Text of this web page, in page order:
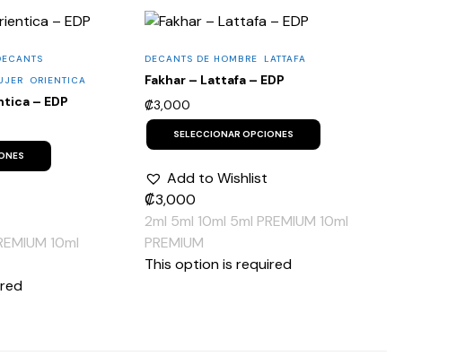
ORIENTICA
– EDP
may
10ml
DECANTS DE HOMBRE LATTAFA
Fakhar – Lattafa – EDP
₡3,000
SELECCIONAR OPCIONES
may
Add to Wishlist
₡3,000
2ml 5ml 10ml 5ml PREMIUM 10ml
PREMIUM
This option is required